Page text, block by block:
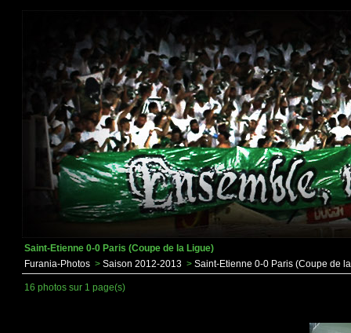
Saint-Etienne 0-0 Paris (Coupe de la Ligue)
Furania-Photos > Saison 2012-2013 > Saint-Etienne 0-0 Paris (Coupe de
16 photos sur 1 page(s)